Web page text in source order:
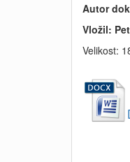
Autor
Vložil:
Velikost: